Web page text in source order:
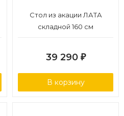
Стол из акации ЛАТА
складной 160 см
39 290 ₽
В корзину